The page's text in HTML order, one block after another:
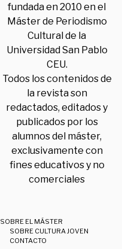
fundada en 2010 en el
Máster de Periodismo
Cultural de la
Universidad San Pablo
CEU.
Todos los contenidos de
la revista son
redactados, editados y
publicados por los
alumnos del máster,
exclusivamente con
fines educativos y no
comerciales
SOBRE EL MÁSTER
SOBRE CULTURA JOVEN
CONTACTO